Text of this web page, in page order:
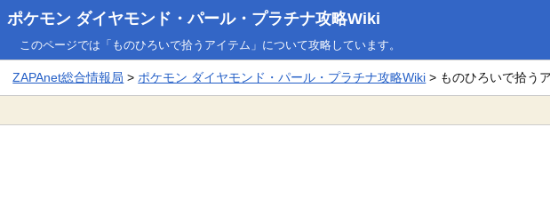
ポケモン ダイヤモンド・パール・プラチナ攻略Wiki
このページでは「ものひろいで拾うアイテム」について攻略しています。
ZAPAnet総合情報局 >ポケモン ダイヤモンド・パール・プラチナ攻略Wiki > ものひろいで拾う